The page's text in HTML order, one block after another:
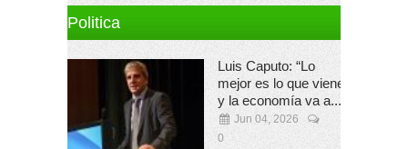
Politica
Luis Caputo: “Lo
mejor es lo que viene
y la economía va a...
Jun 04, 2026
0